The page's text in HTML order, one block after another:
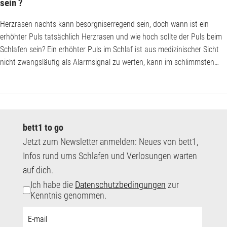
sein ?
Herzrasen nachts kann besorgniserregend sein, doch wann ist ein
erhöhter Puls tatsächlich Herzrasen und wie hoch sollte der Puls beim
Schlafen sein? Ein erhöhter Puls im Schlaf ist aus medizinischer Sicht
nicht zwangsläufig als Alarmsignal zu werten, kann im schlimmsten
bett1 to go
Jetzt zum Newsletter anmelden: Neues von bett1,
Infos rund ums Schlafen und Verlosungen warten
auf dich.
Ich habe die Datenschutzbedingungen zur
Kenntnis genommen.
Mail-